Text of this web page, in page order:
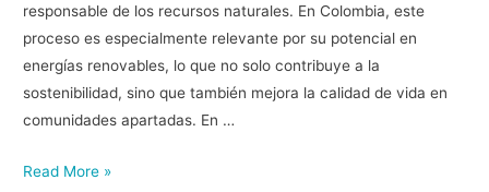
responsable de los recursos naturales. En Colombia, este
proceso es especialmente relevante por su potencial en
energías renovables, lo que no solo contribuye a la
sostenibilidad, sino que también mejora la calidad de vida en
comunidades apartadas. En …
Read More »